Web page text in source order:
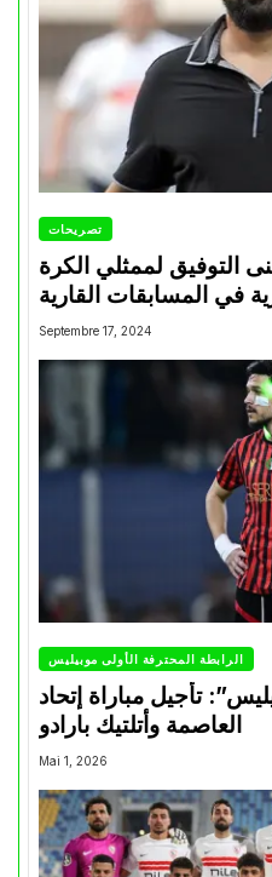
تصريحات
التوفيق لممثلي الكرة
Septembre 17, 2024
الرابطة المحترفة الأولى موبيليس
تأجيل مباراة إتحاد
العاصمة وأتلتيك بارادو
Mai 1, 2026